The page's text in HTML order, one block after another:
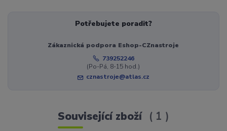
Potřebujete poradit?
Zákaznická podpora Eshop-CZnastroje
739252246
(Po-Pá, 8-15 hod.)
cznastroje@atlas.cz
Související zboží 1